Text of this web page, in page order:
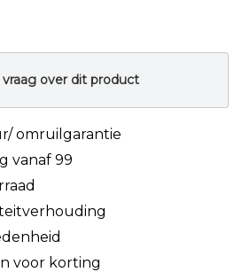
over dit product
omruilgarantie
vanaf 99
voor korting